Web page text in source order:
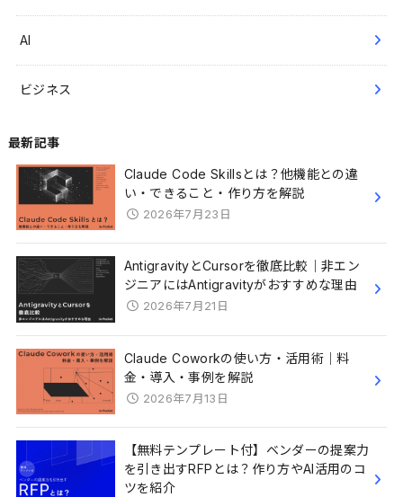
AI
ビジネス
最新記事
Claude Code Skillsとは？他機能との違
い・できること・作り方を解説
2026年7月23日
AntigravityとCursorを徹底比較｜非エン
ジニアにはAntigravityがおすすめな理由
2026年7月21日
Claude Coworkの使い方・活用術｜料
金・導入・事例を解説
2026年7月13日
【無料テンプレート付】ベンダーの提案力
を引き出すRFPとは？作り方やAI活用のコ
ツを紹介